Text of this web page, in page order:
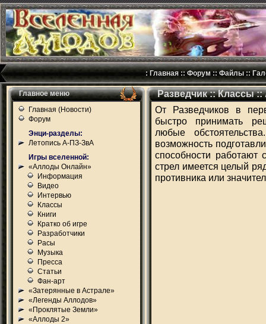
: Главная ::Форум ::Файлы ::
Главное меню
Главная (Новости)
Форум
Энци-разделы:
Летопись А-ПЗ-ЗвА
Игры вселенной:
«Аллоды Онлайн»
Информация
Видео
Интервью
Классы
Книги
Кратко об игре
Разработчики
Расы
Музыка
Пресса
Статьи
Фан-арт
«Затерянные в Астрале»
«Легенды Аллодов»
«Проклятые Земли»
«Аллоды 2»
Разведчик :: Классы
От Разведчиков в
быстро принимать
любые
возможность
способности
стрел имеется целый
противника или